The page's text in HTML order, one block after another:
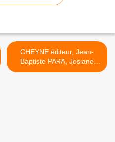
CHEYNE éditeur, Jean-
Baptiste PARA, Josiane
GOURINCHAS, autour